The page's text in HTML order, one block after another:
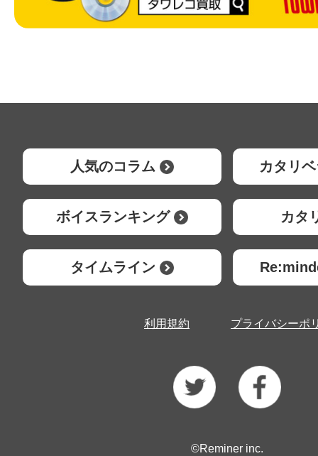
人気のコラム カタリ
ボイスランキング カタ
タイムライン
利用規約 プライバシーポ
©Reminer inc.